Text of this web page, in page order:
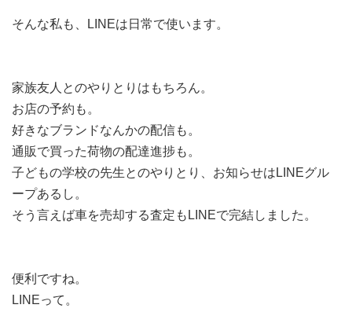
そんな私も、LINEは日常で使います。
家族友人とのやりとりはもちろん。
お店の予約も。
好きなブランドなんかの配信も。
通販で買った荷物の配達進捗も。
子どもの学校の先生とのやりとり、お知らせはLINEグル
ープあるし。
そう言えば車を売却する査定もLINEで完結しました。
便利ですね。
LINEって。